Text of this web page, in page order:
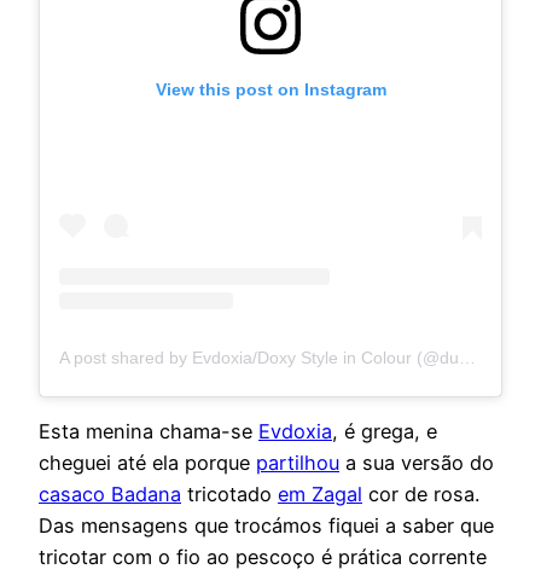
View this post on Instagram
Esta menina chama-se Evdoxia, é grega, e
cheguei até ela porque partilhou a sua versão do
casaco Badana tricotado em Zagal cor de rosa.
Das mensagens que trocámos fiquei a saber que
tricotar com o fio ao pescoço é prática corrente